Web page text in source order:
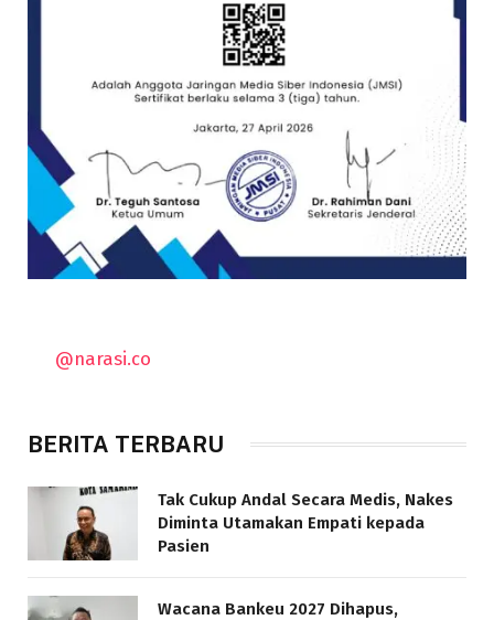
@narasi.co
BERITA TERBARU
Tak Cukup Andal Secara Medis, Nakes
Diminta Utamakan Empati kepada
Pasien
Wacana Bankeu 2027 Dihapus,